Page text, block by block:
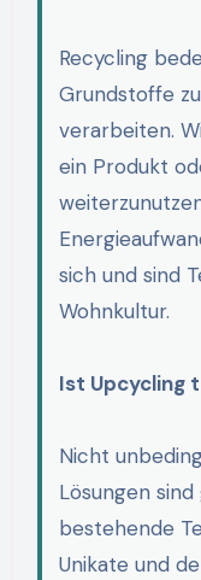
Recycling
Grundstoffe
verarbeiten.
ein Produkt
sich und sind
Wohnkultur.
Ist Upcycling
Nicht
Lösungen
bestehende
Unikate und